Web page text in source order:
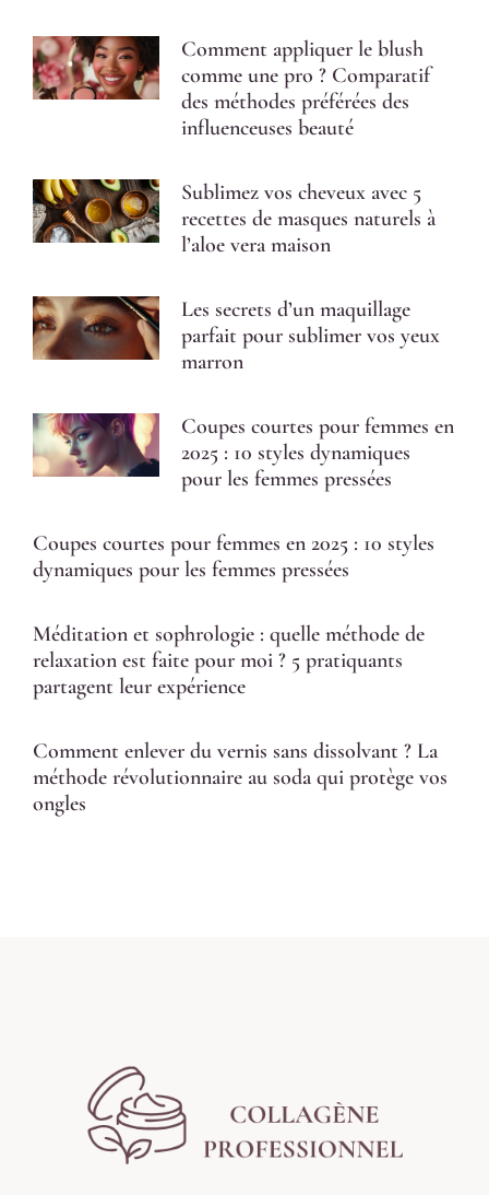
Comment appliquer le blush
comme une pro ? Comparatif
des méthodes préférées des
influenceuses beauté
Sublimez vos cheveux avec 5
recettes de masques naturels à
l’aloe vera maison
Les secrets d’un maquillage
parfait pour sublimer vos yeux
marron
Coupes courtes pour femmes en
2025 : 10 styles dynamiques
pour les femmes pressées
Coupes courtes pour femmes en 2025 : 10 styles
dynamiques pour les femmes pressées
Méditation et sophrologie : quelle méthode de
relaxation est faite pour moi ? 5 pratiquants
partagent leur expérience
Comment enlever du vernis sans dissolvant ? La
méthode révolutionnaire au soda qui protège vos
ongles